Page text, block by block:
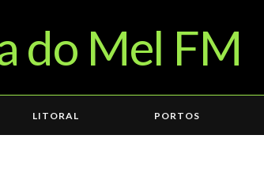
LITORAL PORTOS